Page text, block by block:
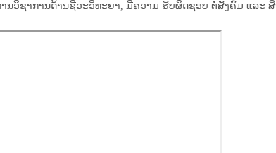
ນວິຊາການດ້ານຊີວະວິທະຍາ, ມີຄວາມ ຮັບຜິດຊອບ ຕໍ່ສັງຄົມ ແລະ